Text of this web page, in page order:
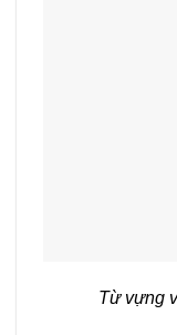
Từ vựng